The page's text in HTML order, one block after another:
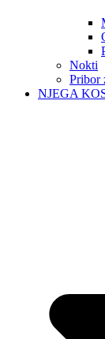
Nokti
Pribor
NJEGA